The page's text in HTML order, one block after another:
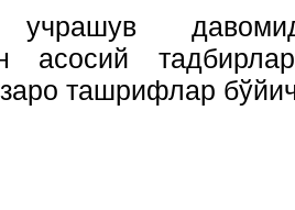
учрашув
асосий
ташрифлар